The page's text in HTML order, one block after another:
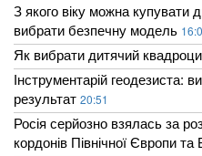
З якого віку можна купувати
вибрати безпечну модель
Як вибрати дитячий
Інструментарій геодезиста:
результат 20:51
Росія серйозно взялась за
кордонів Північної Європи та